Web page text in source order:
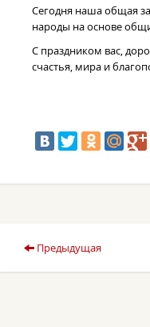
Сегодня наша общая
народы на основе
С праздником вас,
счастья, мира и
Предыдущая